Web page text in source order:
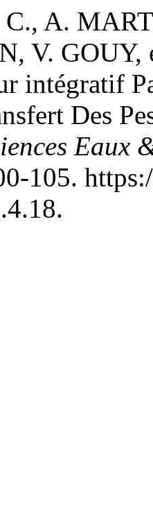
A.
V. GOUY,
intégratif
Des
Eaux
105.